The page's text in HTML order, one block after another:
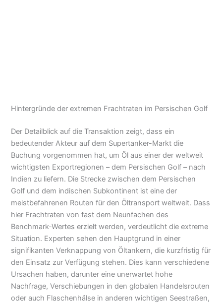
Hintergründe der extremen Frachtraten im Persischen Golf
Der Detailblick auf die Transaktion zeigt, dass ein
bedeutender Akteur auf dem Supertanker-Markt die
Buchung vorgenommen hat, um Öl aus einer der weltweit
wichtigsten Exportregionen – dem Persischen Golf – nach
Indien zu liefern. Die Strecke zwischen dem Persischen
Golf und dem indischen Subkontinent ist eine der
meistbefahrenen Routen für den Öltransport weltweit. Dass
hier Frachtraten von fast dem Neunfachen des
Benchmark-Wertes erzielt werden, verdeutlicht die extreme
Situation. Experten sehen den Hauptgrund in einer
signifikanten Verknappung von Öltankern, die kurzfristig für
den Einsatz zur Verfügung stehen. Dies kann verschiedene
Ursachen haben, darunter eine unerwartet hohe
Nachfrage, Verschiebungen in den globalen Handelsrouten
oder auch Flaschenhälse in anderen wichtigen Seestraßen,